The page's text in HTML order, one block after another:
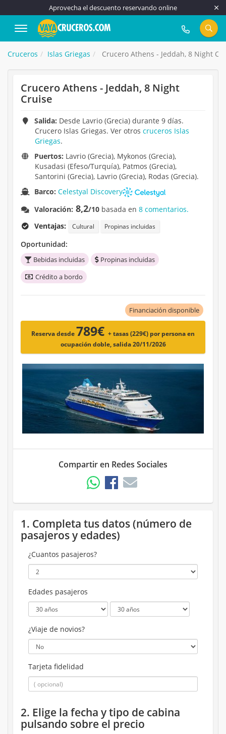
Aprovecha el descuento reservando online
917 815 555
Cruceros Islas Griegas Crucero Athens - Jeddah, 8 Night
Crucero Athens - Jeddah, 8 Night
Cruise
Salida: Desde Lavrio (Grecia) durante 9 días.
Crucero Islas Griegas. Ver otros cruceros Islas
Griegas.
Puertos: Lavrio (Grecia), Mykonos (Grecia),
Kusadasi (Efeso/Turquía), Patmos (Grecia),
Santorini (Grecia), Lavrio (Grecia), Rodas (Grecia).
Barco:Celestyal Discovery
Valoración: 8,2/10 basada en8 comentarios.
Ventajas:
Cultural Propinas incluidas
Oportunidad:
Bebidas incluidas
Propinas incluidas
Crédito a bordo
Financiación disponible
Reserva desde789€ + tasas (229€) por persona en
ocupación doble, salida 20/11/2026
Compartir en Redes Sociales
1. Completa tus datos (número de
pasajeros y edades)
¿Cuantos pasajeros?
Edades pasajeros
¿Viaje de novios?
Tarjeta fidelidad
2. Elige la fecha y tipo de cabina
pulsando sobre el precio